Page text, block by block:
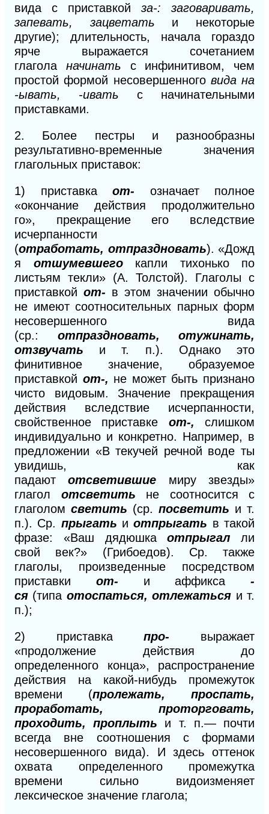
вида с приставкой за-: заговаривать,
запевать, зацветать и некоторые
другие); длительность, начала гораздо
ярче выражается сочетанием
глагола начинать с инфинитивом, чем
простой формой несовершенного вида на
-ывать, -ивать с начинательными
приставками.
2. Более пестры и разнообразны
результативно-временные значения
глагольных приставок:
1)
приставка от- означает полное
«окончание действия продолжительно
го», прекращение его вследствие
исчерпанности
(отработать, отпраздновать). «Дожд
я отшумевшего капли тихонько по
листьям текли» (А. Толстой). Глаголы с
приставкой от- в этом значении обычно
не имеют соотносительных парных форм
несовершенного вида
(ср.: отпраздновать, отужинать,
отзвучать ит. п.). Однако это
финитивное значение, образуемое
приставкой от-, не может быть признано
чисто видовым. Значение прекращения
действия вследствие исчерпанности,
свойственное приставке от-,слишком
индивидуально и конкретно. Например, в
предложении «В текучей речной воде ты
увидишь, как
падаютотсветившие миру звезды»
глагол отсветить не соотносится с
глаголом светить (ср. посветить и т.
п.). Ср. прыгать иотпрыгать в такой
фразе: «Ваш дядюшкаотпрыгал ли
свой век?» (Грибоедов). Ср. также
глаголы, произведенные посредством
приставки от- и аффикса -
ся (типа отоспаться, отлежаться и т.
п.);
2)
приставкапро- выражает
«продолжение действия до
определенного конца», распространение
действия на какой-нибудь промежуток
времени (пролежать, проспать,
проработать, проторговать,
проходить, проплыть и т. п.— почти
всегда вне соотношения с формами
несовершенного вида). И здесь оттенок
охвата определенного промежутка
времени сильно видоизменяет
лексическое значение глагола;